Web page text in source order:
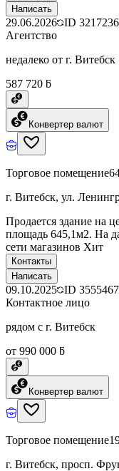
Написать
29.06.2026 ID 3217236
Агентство
недалеко от г. Витебск
587 720 ƃ
Конвертер валют
Торговое помещение
г. Витебск, ул.
Продается здание на
площадь 645,1м2. На
сети магазинов Хит
Контакты
Написать
09.10.2025 ID 3555467
Контактное лицо
рядом с г. Витебск
от 990 000 ƃ
Конвертер валют
Торговое помещение
г. Витебск, просп.